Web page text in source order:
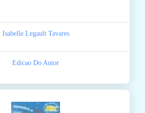
Isabelle Legault Tavares
Edicao Do Autor